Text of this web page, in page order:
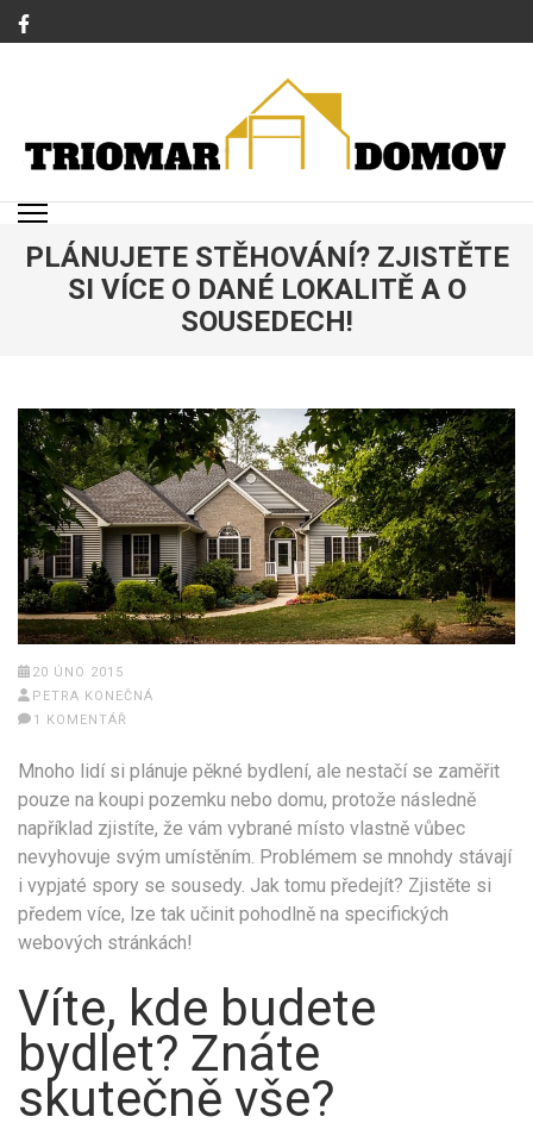
Přeskočit
na
TRIOMAR
PLÁNUJETE STĚHOVÁNÍ? ZJISTĚTE
SI VÍCE O DANÉ LOKALITĚ A O
SOUSEDECH!
20 ÚNO 2015
PETRA KONEČNÁ
1 KOMENTÁŘ
Mnoho lidí si plánuje pěkné bydlení, ale nestačí se zaměřit
pouze na koupi pozemku nebo domu, protože následně
například zjistíte, že vám vybrané místo vlastně vůbec
nevyhovuje svým umístěním. Problémem se mnohdy stávají
i vypjaté spory se sousedy. Jak tomu předejít? Zjistěte si
předem více, lze tak učinit pohodlně na specifických
webových stránkách!
Víte, kde budete
bydlet? Znáte
skutečně vše?